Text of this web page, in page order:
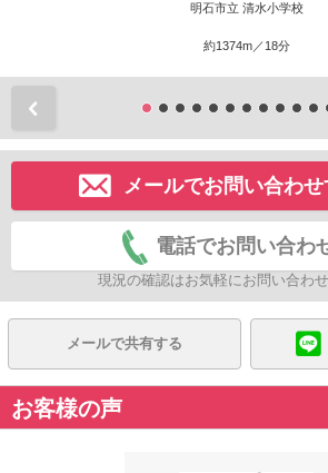
明石市立 清水小学校
約1374m／18分
メールでお問い合わ
電話でお問い合わ
現況の確認はお気軽にお問い合わせ
メールで共有する
お客様の声